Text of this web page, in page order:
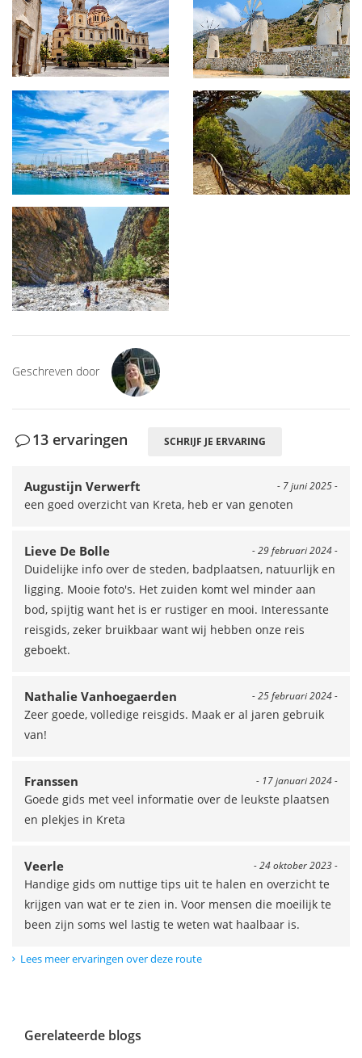
Geschreven door
13 ervaringen SCHRIJF JE ERVARING
- 7 juni 2025 -
Augustijn Verwerft
een goed overzicht van Kreta, heb er van genoten
- 29 februari 2024 -
Lieve De Bolle
Duidelijke info over de steden, badplaatsen, natuurlijk en
ligging. Mooie foto's. Het zuiden komt wel minder aan
bod, spijtig want het is er rustiger en mooi. Interessante
reisgids, zeker bruikbaar want wij hebben onze reis
geboekt.
- 25 februari 2024 -
Nathalie Vanhoegaerden
Zeer goede, volledige reisgids. Maak er al jaren gebruik
van!
- 17 januari 2024 -
Franssen
Goede gids met veel informatie over de leukste plaatsen
en plekjes in Kreta
- 24 oktober 2023 -
Veerle
Handige gids om nuttige tips uit te halen en overzicht te
krijgen van wat er te zien in. Voor mensen die moeilijk te
been zijn soms wel lastig te weten wat haalbaar is.
Lees meer ervaringen over deze route
Gerelateerde blogs